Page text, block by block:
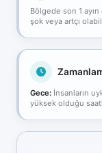
Bölgede son 1
şok veya artçı
Gece: İnsanların
yüksek olduğu